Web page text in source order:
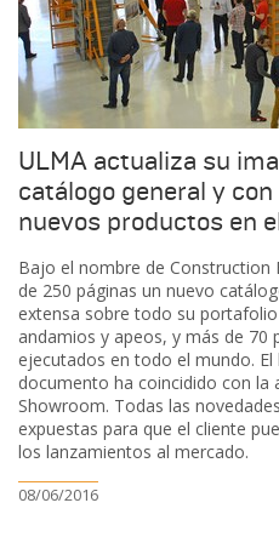
ULMA actualiza su
catálogo general y
nuevos productos en
Bajo el nombre de Construction
de 250 páginas un nuevo
extensa sobre todo su
andamios y apeos, y más de 70
ejecutados en todo el mundo.
documento ha coincidido con la
Showroom. Todas las
expuestas para que el cliente
los lanzamientos al mercado.
08/06/2016